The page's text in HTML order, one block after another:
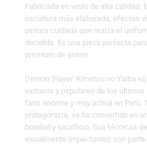
Fabricada en vinilo de alta calidad,
escultura más elaborada, efectos
pintura cuidada que realza el
decidida. Es una pieza perfecta
premium de anime.
Demon Slayer: Kimetsu no Yaiba
exitosos y populares de los
fans enorme y muy activa en Perú.
protagonista, se ha convertido en
bondad y sacrificio. Sus técnicas
visualmente impactantes son